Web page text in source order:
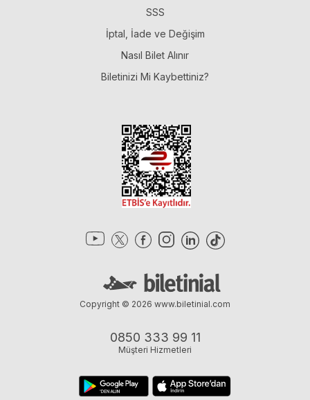
SSS
İptal, İade ve Değişim
Nasıl Bilet Alınır
Biletinizi Mi Kaybettiniz?
0850 333 99 11
Müşteri Hizmetleri
Copyright © 2026 www.biletinial.com